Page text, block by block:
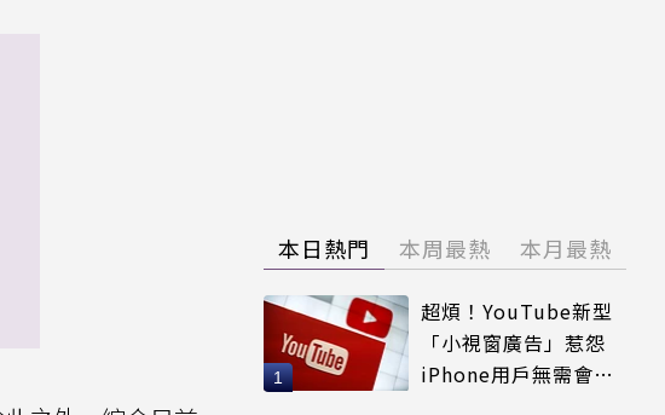
本日熱門 本周最熱 本月最熱
超煩！YouTube新型
「小視窗廣告」惹怨
iPhone用戶無需會員